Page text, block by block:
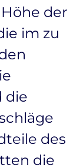
der
im zu
die
des
die